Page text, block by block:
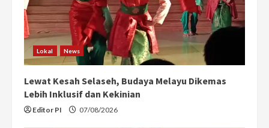
Lokal News
Lewat Kesah Selaseh, Budaya Melayu Dikemas
Lebih Inklusif dan Kekinian
Editor PI 07/08/2026